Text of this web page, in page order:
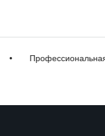
Профессиональная